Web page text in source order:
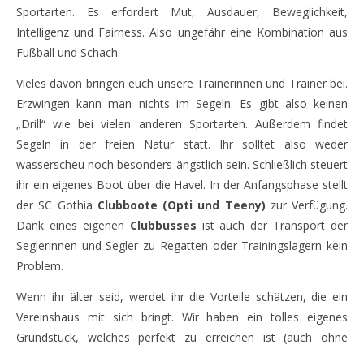
Sportarten. Es erfordert Mut, Ausdauer, Beweglichkeit,
Intelligenz und Fairness. Also ungefähr eine Kombination aus
Fußball und Schach.
Vieles davon bringen euch unsere Trainerinnen und Trainer bei.
Erzwingen kann man nichts im Segeln. Es gibt also keinen
„Drill“ wie bei vielen anderen Sportarten. Außerdem findet
Segeln in der freien Natur statt. Ihr solltet also weder
wasserscheu noch besonders ängstlich sein. Schließlich steuert
ihr ein eigenes Boot über die Havel. In der Anfangsphase stellt
der SC Gothia Clubboote (Opti und Teeny) zur Verfügung.
Dank eines eigenen Clubbusses ist auch der Transport der
Seglerinnen und Segler zu Regatten oder Trainingslagern kein
Problem.
Wenn ihr älter seid, werdet ihr die Vorteile schätzen, die ein
Vereinshaus mit sich bringt. Wir haben ein tolles eigenes
Grundstück, welches perfekt zu erreichen ist (auch ohne